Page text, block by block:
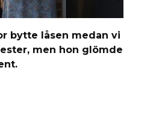
bytte låsen medan vi
men hon glömde